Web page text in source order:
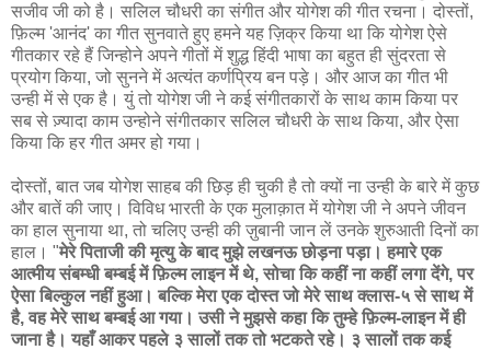
सजीव जी को है। सलिल चौधरी का संगीत और योगेश की गीत रचना। दोस्तों,
फ़िल्म 'आनंद' का गीत सुनवाते हुए हमने यह ज़िक्र किया था कि योगेश ऐसे
गीतकार रहे हैं जिन्होने अपने गीतों में शुद्ध हिंदी भाषा का बहुत ही सुंदरता से
प्रयोग किया, जो सुनने में अत्यंत कर्णप्रिय बन पड़े। और आज का गीत भी
उन्ही में से एक है। युं तो योगेश जी ने कई संगीतकारों के साथ काम किया पर
सब से ज़्यादा काम उन्होने संगीतकार सलिल चौधरी के साथ किया, और ऐसा
किया कि हर गीत अमर हो गया।
दोस्तों, बात जब योगेश साहब की छिड़ ही चुकी है तो क्यों ना उन्ही के बारे में कुछ
और बातें की जाए। विविध भारती के एक मुलाक़ात में योगेश जी ने अपने जीवन
का हाल सुनाया था, तो चलिए उन्ही की ज़ुबानी जान लें उनके शुरुआती दिनों का
हाल। "मेरे पिताजी की मृत्यु के बाद मुझे लखनऊ छोड़ना पड़ा। हमारे एक
आत्मीय संबम्धी बम्बई में फ़िल्म लाइन में थे, सोचा कि कहीं ना कहीं लगा देंगे, पर
ऐसा बिल्कुल नहीं हुआ। बल्कि मेरा एक दोस्त जो मेरे साथ क्लास-५ से साथ में
है, वह मेरे साथ बम्बई आ गया। उसी ने मुझसे कहा कि तुम्हे फ़िल्म-लाइन में ही
जाना है। यहाँ आकर पहले ३ सालों तक तो भटकते रहे। ३ सालों तक कई